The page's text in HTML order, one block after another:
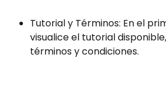
Tutorial y Términos: En el
visualice el tutorial
términos y condiciones.